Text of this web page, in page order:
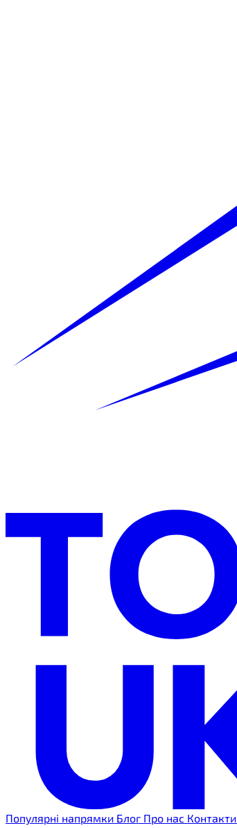
Популярні напрямки Блог Про нас Контакти